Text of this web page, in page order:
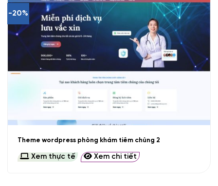
-20%
Theme wordpress phòng khám tiêm chủng 2
Xem thực tế Xem chi tiết